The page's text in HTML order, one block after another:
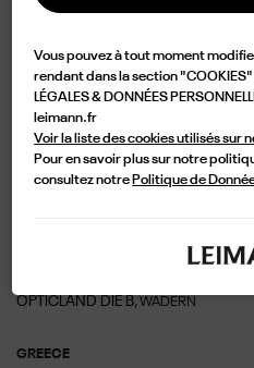
JONATHAN OPTIC, PARIS
LYYN OPTIQUE, SAINT-MAUR-DES-
OPTICAL CITY, SARCELLES
OPTICIEN D'EXCEPTION ,
OPTICLASS, VILLEPINTE
BRILLEN GALERIE MANFRED KLEIN ,
OPTICLAND DIE B, WADERN
GREECE
Vous pouvez à tout moment
rendant dans la section
LÉGALES & DONNÉES
leimann.fr
Voir la liste des cookies utilisés sur
Pour en savoir plus sur notre
consultez notre Politique de